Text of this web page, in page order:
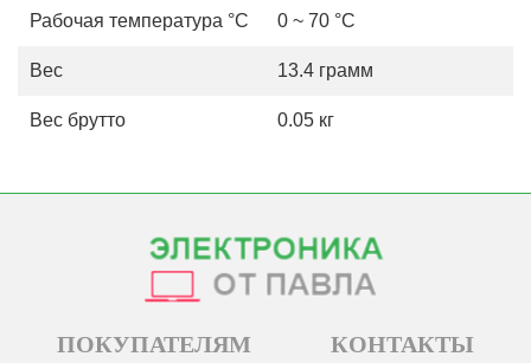
Рабочая температура °С 0 ~ 70 °C
Вес 13.4 грамм
Вес брутто 0.05 кг
ПОКУПАТЕЛЯМ КОНТАКТЫ